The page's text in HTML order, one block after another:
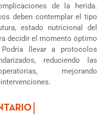
de la herida.
deben contemplar el tipo
estado nutricional del
decidir el momento óptimo
llevar a protocolos
reduciendo las
mejorando